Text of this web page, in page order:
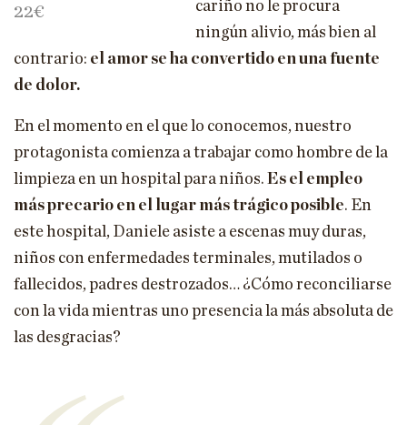
22€
cariño no le procura
ningún alivio, más bien al
contrario: el amor se ha convertido en una fuente
de dolor.
En el momento en el que lo conocemos, nuestro
protagonista comienza a trabajar como hombre de la
limpieza en un hospital para niños. Es el empleo
más precario en el lugar más trágico posible. En
este hospital, Daniele asiste a escenas muy duras,
niños con enfermedades terminales, mutilados o
fallecidos, padres destrozados… ¿Cómo reconciliarse
con la vida mientras uno presencia la más absoluta de
las desgracias?